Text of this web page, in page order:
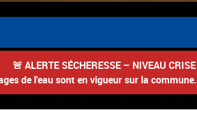
🚨 ALERTE SÉCHERESSE – NIVEAU CRISE
de l'eau sont en vigueur sur la commune.